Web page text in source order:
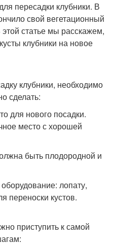
пересадки клубники. В
свой вегетационный
статье мы расскажем,
клубники на новое
клубники, необходимо
сделать:
для нового посадки.
место с хорошей
быть плодородной и
лопату,
переноски кустов.
приступить к самой